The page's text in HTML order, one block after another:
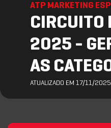
ATP MARKETING
CIRCUITO
2025 -
AS
ATUALIZADO EM 17/11/